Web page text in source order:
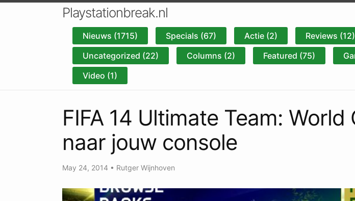
Playstationbreak.nl
Nieuws (1715) Specials (67) Actie (2) Reviews (12)
Uncategorized (22)
Columns (2) Featured (75)
Video (1)
FIFA 14 Ultimate Team:
naar jouw console
May 24, 2014 • Rutger Wijnhoven